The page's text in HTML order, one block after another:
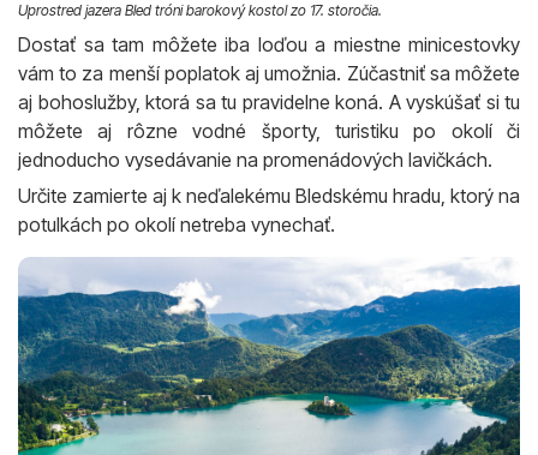
Uprostred jazera Bled tróni barokový kostol zo 17. storočia.
Dostať sa tam môžete iba loďou a miestne minicestovky
vám to za menší poplatok aj umožnia. Zúčastniť sa môžete
aj bohoslužby, ktorá sa tu pravidelne koná. A vyskúšať si tu
môžete aj rôzne vodné športy, turistiku po okolí či
jednoducho vysedávanie na promenádových lavičkách.
Určite zamierte aj k neďalekému Bledskému hradu, ktorý na
potulkách po okolí netreba vynechať.